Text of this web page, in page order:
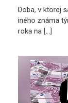
Doba, v ktorej
iného známa
roka na […]